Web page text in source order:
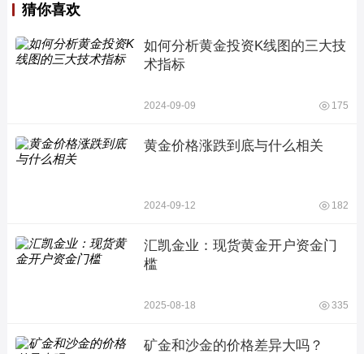
猜你喜欢
如何分析黄金投资K线图的三大技
术指标
2024-09-09 175
黄金价格涨跌到底与什么相关
2024-09-12 182
汇凯金业：现货黄金开户资金门
槛
2025-08-18 335
矿金和沙金的价格差异大吗？